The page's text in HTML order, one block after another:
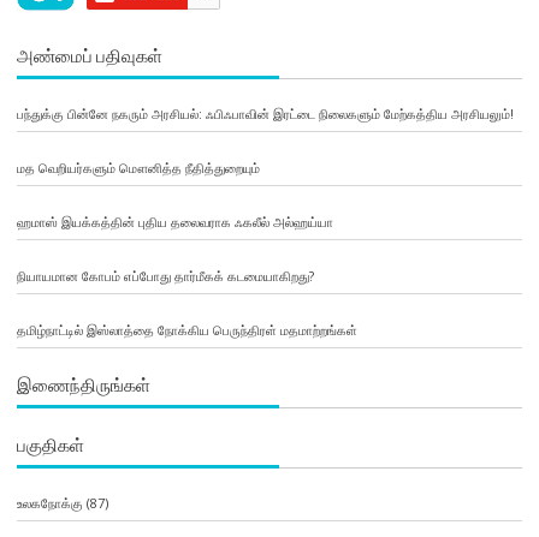
அண்மைப் பதிவுகள்
பந்துக்கு பின்னே நகரும் அரசியல்: ஃபிஃபாவின் இரட்டை நிலைகளும் மேற்கத்திய அரசியலும்!
மத வெறியர்களும் மௌனித்த நீதித்துறையும்
ஹமாஸ் இயக்கத்தின் புதிய தலைவராக ஃகலீல் அல்ஹய்யா
நியாயமான கோபம் எப்போது தார்மீகக் கடமையாகிறது?
தமிழ்நாட்டில் இஸ்லாத்தை நோக்கிய பெருந்திரள் மதமாற்றங்கள்
இணைந்திருங்கள்
பகுதிகள்
உலகநோக்கு (87)